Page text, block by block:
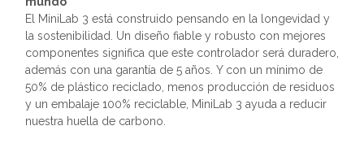
El MiniLab 3 está construido pensando en la longevidad y
la sostenibilidad. Un diseño fiable y robusto con mejores
componentes significa que este controlador será duradero,
además con una garantía de 5 años. Y con un mínimo de
50% de plástico reciclado, menos producción de residuos
y un embalaje 100% reciclable, MiniLab 3 ayuda a reducir
nuestra huella de carbono.